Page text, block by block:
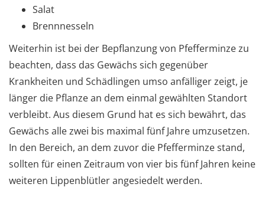
Salat
Brennnesseln
Weiterhin ist bei der Bepflanzung von Pfefferminze zu
beachten, dass das Gewächs sich gegenüber
Krankheiten und Schädlingen umso anfälliger zeigt, je
länger die Pflanze an dem einmal gewählten Standort
verbleibt. Aus diesem Grund hat es sich bewährt, das
Gewächs alle zwei bis maximal fünf Jahre umzusetzen.
In den Bereich, an dem zuvor die Pfefferminze stand,
sollten für einen Zeitraum von vier bis fünf Jahren keine
weiteren Lippenblütler angesiedelt werden.